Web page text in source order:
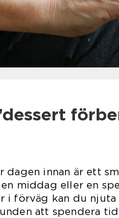
innan är ett
middag eller en
i förväg kan du
att spendera